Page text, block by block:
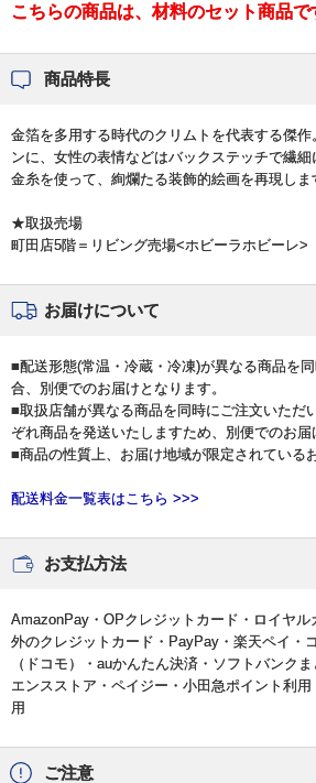
こちらの商品は、材料のセット商品で
商品特長
金箔を多用する時代のクリムトを代表する傑
ンに、女性の表情などはバックステッチで繊細
金糸を使って、絢爛たる装飾的絵画を再現しま
★取扱売場
町田店5階＝リビング売場<ホビーラホビーレ>
お届けについて
■配送形態(常温・冷蔵・冷凍)が異なる商品を
合、別便でのお届けとなります。
■取扱店舗が異なる商品を同時にご注文いただ
ぞれ商品を発送いたしますため、別便でのお届
■商品の性質上、お届け地域が限定されている
配送料金一覧表はこちら >>>
お支払方法
AmazonPay・OPクレジットカード・ロイヤル
外のクレジットカード・PayPay・楽天ペイ・
（ドコモ）・auかんたん決済・ソフトバンク
エンスストア・ペイジー・小田急ポイント利
用
ご注意